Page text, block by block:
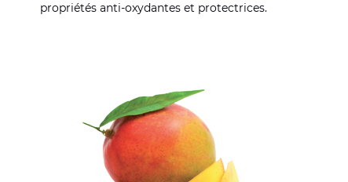
propriétés anti-oxydantes et protectrices.